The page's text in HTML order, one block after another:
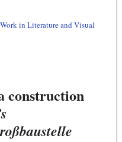
in Literature and Visual
construction